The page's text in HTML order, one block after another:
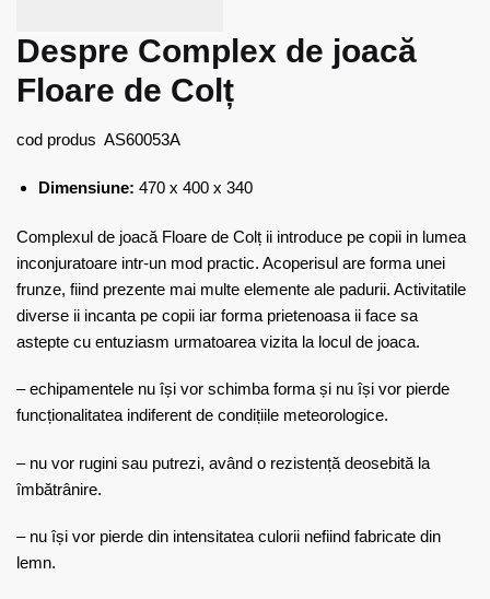
Despre Complex de joacă
Floare de Colț
cod produs AS60053A
Dimensiune: 470 x 400 x 340
Complexul de joacă Floare de Colț ii introduce pe copii in lumea
inconjuratoare intr-un mod practic. Acoperisul are forma unei
frunze, fiind prezente mai multe elemente ale padurii. Activitatile
diverse ii incanta pe copii iar forma prietenoasa ii face sa
astepte cu entuziasm urmatoarea vizita la locul de joaca.
– echipamentele nu își vor schimba forma și nu își vor pierde
funcționalitatea indiferent de condițiile meteorologice.
– nu vor rugini sau putrezi, având o rezistență deosebită la
îmbătrânire.
– nu își vor pierde din intensitatea culorii nefiind fabricate din
lemn.